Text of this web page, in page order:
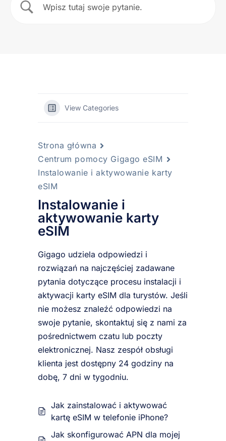
View Categories
Strona główna
Centrum pomocy Gigago eSIM
Instalowanie i aktywowanie karty
eSIM
Instalowanie i
aktywowanie karty
eSIM
Gigago udziela odpowiedzi i
rozwiązań na najczęściej zadawane
pytania dotyczące procesu instalacji i
aktywacji karty eSIM dla turystów. Jeśli
nie możesz znaleźć odpowiedzi na
swoje pytanie, skontaktuj się z nami za
pośrednictwem czatu lub poczty
elektronicznej. Nasz zespół obsługi
klienta jest dostępny 24 godziny na
dobę, 7 dni w tygodniu.
Jak zainstalować i aktywować
kartę eSIM w telefonie iPhone?
Jak skonfigurować APN dla mojej